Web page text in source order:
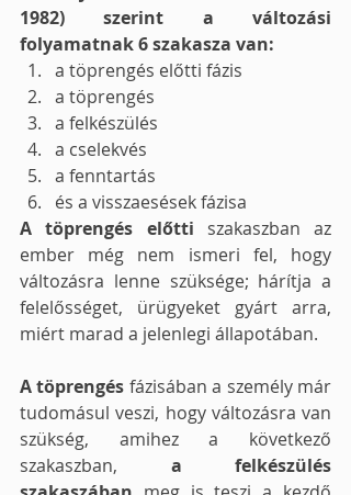
1982) szerint a változási
folyamatnak 6 szakasza van:
a töprengés előtti fázis
a töprengés
a felkészülés
a cselekvés
a fenntartás
és a visszaesések fázisa
A töprengés előtti szakaszban az
ember még nem ismeri fel, hogy
változásra lenne szüksége; hárítja a
felelősséget, ürügyeket gyárt arra,
miért marad a jelenlegi állapotában.
A töprengés fázisában a személy már
tudomásul veszi, hogy változásra van
szükség, amihez a következő
szakaszban, a felkészülés